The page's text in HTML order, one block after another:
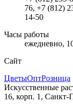
76, +7 (812)
14-50
Часы работы
ежедневно,
Сайт
ЦветыОптРозница
Искусственные
16, корп. 1, Санкт-